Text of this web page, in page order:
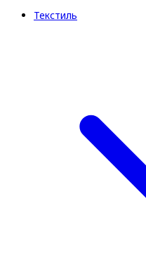
Текстиль